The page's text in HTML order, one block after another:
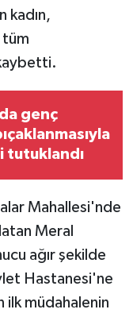
kadın,
tüm
genç
tutuklandı
Mahallesi'nde
Meral
ağır şekilde
Hastanesi'ne
ilk müdahalenin